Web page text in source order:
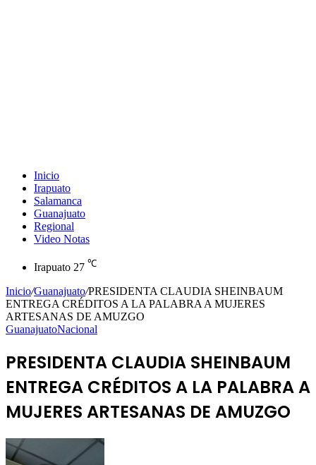
Inicio
Irapuato
Salamanca
Guanajuato
Regional
Video Notas
Irapuato 27 ℃
Inicio/Guanajuato/PRESIDENTA CLAUDIA SHEINBAUM
ENTREGA CRÉDITOS A LA PALABRA A MUJERES
ARTESANAS DE AMUZGO
GuanajuatoNacional
PRESIDENTA CLAUDIA SHEINBAUM
ENTREGA CRÉDITOS A LA PALABRA A
MUJERES ARTESANAS DE AMUZGO